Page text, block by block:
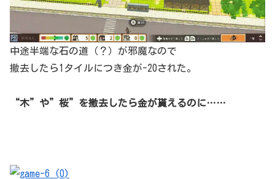
中途半端な石の道（？）が邪魔なので
撤去したら1タイルにつき金が-20された。
“木”や”桜”を撤去したら金が貰えるのに……